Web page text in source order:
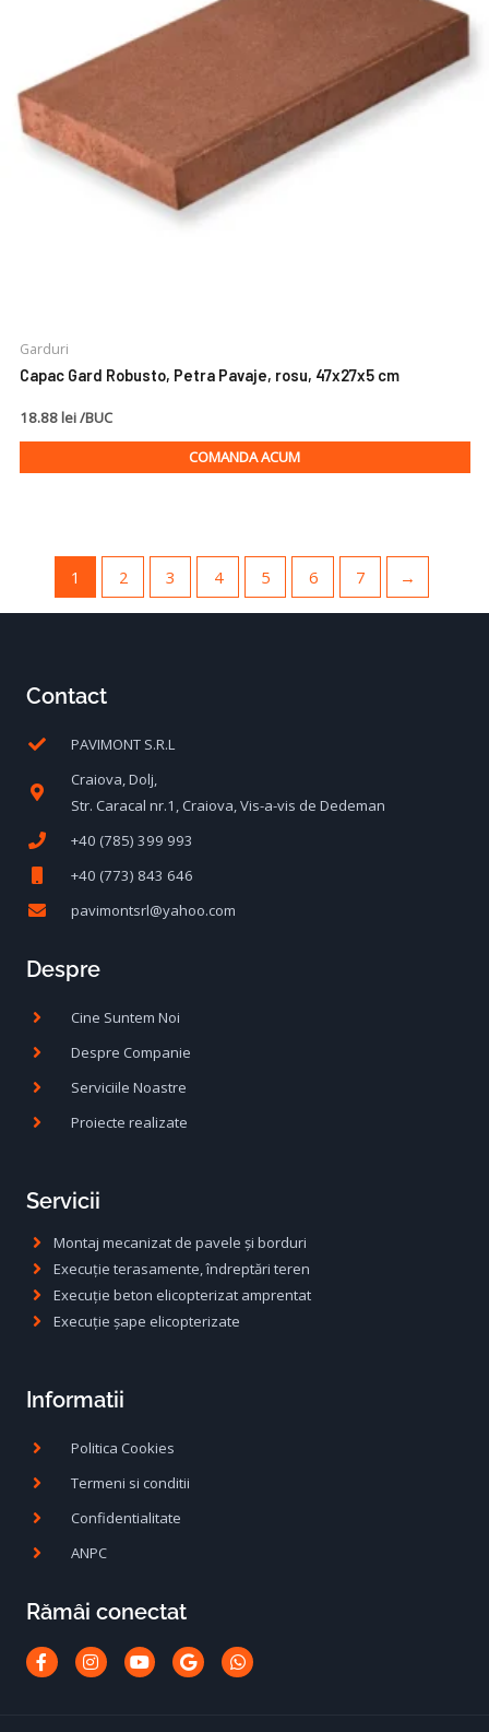
Garduri
Capac Gard Robusto, Petra Pavaje, rosu, 47x27x5 cm
18.88 lei /BUC
COMANDA ACUM
1 2 3 4 5 6 7 →
Contact
PAVIMONT S.R.L
Craiova, Dolj,
Str. Caracal nr.1, Craiova, Vis-a-vis de Dedeman
+40 (785) 399 993
+40 (773) 843 646
pavimontsrl@yahoo.com
Despre
Cine Suntem Noi
Despre Companie
Serviciile Noastre
Proiecte realizate
Servicii
Montaj mecanizat de pavele și borduri
Execuție terasamente, îndreptări teren
Execuție beton elicopterizat amprentat
Execuție șape elicopterizate
Informatii
Politica Cookies
Termeni si conditii
Confidentialitate
ANPC
Rămâi conectat
Facebook-
f
Instagram
YoutubeGoogleWhatsapp